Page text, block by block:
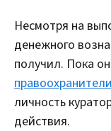
Несмотря на
денежного
получил. Пока
правоохранители
личность
действия.